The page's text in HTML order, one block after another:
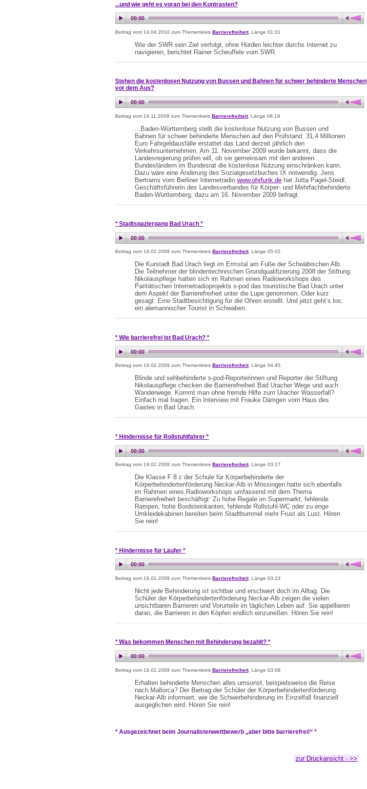
...und wie geht es voran bei den Kontrasten?
Beitrag vom 14.04.2010 zum Themenkreis Barrierefreiheit, Länge 01:01
Wie der SWR sein Ziel verfolgt, ohne Hürden leichter durchs Internet zu
navigieren, berichtet Rainer Scheuffele vom SWR.
Stehen die kostenlosen Nutzung von Bussen und Bahnen für schwer behinderte Menschen
vor dem Aus?
Beitrag vom 16.11.2009 zum Themenkreis Barrierefreiheit, Länge 06:19
...Baden-Württemberg stellt die kostenlose Nutzung von Bussen und
Bahnen für schwer behinderte Menschen auf den Prüfstand. 31,4 Millionen
Euro Fahrgeldausfälle erstattet das Land derzeit jährlich den
Verkehrsunternehmen. Am 11. November 2009 wurde bekannt, dass die
Landesregierung prüfen will, ob sie gemeinsam mit den anderen
Bundesländern im Bundesrat die kostenlose Nutzung einschränken kann.
Dazu wäre eine Änderung des Sozialgesetzbuches IX notwendig. Jens
Bertrams vom Berliner Internetradio www.ohrfunk.de hat Jutta Pagel-Steidl,
Geschäftsführerin des Landesverbandes für Körper- und Mehrfachbehinderte
Baden-Württemberg, dazu am 16. November 2009 befragt.
* Stadtspaziergang Bad Urach *
Beitrag vom 19.02.2009 zum Themenkreis Barrierefreiheit, Länge 05:02
Die Kurstadt Bad Urach liegt im Ermstal am Fuße der Schwäbischen Alb.
Die Teilnehmer der blindentechnischen Grundqualifizierung 2008 der Stiftung
Nikolauspflege hatten sich im Rahmen eines Radioworkshops des
Paritätischen Internetradioprojekts s-pod das touristische Bad Urach unter
dem Aspekt der Barrierefreiheit unter die Lupe genommen. Oder kurz
gesagt: Eine Stadtbesichtigung für die Ohren erstellt. Und jetzt geht’s los:
ein alemannischer Tourist in Schwaben.
* Wie barrierefrei ist Bad Urach? *
Beitrag vom 19.02.2009 zum Themenkreis Barrierefreiheit, Länge 04:45
Blinde und sehbehinderte s-pod-Reporterinnen und Reporter der Stiftung
Nikolauspflege checken die Barrierefreiheit Bad Uracher Wege und auch
Wanderwege. Kommt man ohne fremde Hilfe zum Uracher Wasserfall?
Einfach mal fragen. Ein Interview mit Frauke Dämgen vom Haus des
Gastes in Bad Urach.
* Hindernisse für Rollstuhlfahrer *
Beitrag vom 19.02.2009 zum Themenkreis Barrierefreiheit, Länge 03:27
Die Klasse F 8 c der Schule für Körperbehinderte der
Körperbehindertenförderung Neckar-Alb in Mössingen hatte sich ebenfalls
im Rahmen eines Radioworkshops umfassend mit dem Thema
Barrierefreiheit beschäftigt: Zu hohe Regale im Supermarkt, fehlende
Rampen, hohe Bordsteinkanten, fehlende Rollstuhl-WC oder zu enge
Umkleidekabinen bereiten beim Stadtbummel mehr Frust als Lust. Hören
Sie rein!
* Hindernisse für Läufer *
Beitrag vom 19.02.2009 zum Themenkreis Barrierefreiheit, Länge 03:23
Nicht jede Behinderung ist sichtbar und erschwert doch im Alltag. Die
Schüler der Körperbehindertenförderung Neckar-Alb zeigen die vielen
unsichtbaren Barrieren und Vorurteile im täglichen Leben auf. Sie appellieren
daran, die Barrieren in den Köpfen endlich einzureißen. Hören Sie rein!
* Was bekommen Menschen mit Behinderung bezahlt? *
Beitrag vom 19.02.2009 zum Themenkreis Barrierefreiheit, Länge 03:08
Erhalten behinderte Menschen alles umsonst, beispielsweise die Reise
nach Mallorca? Der Beitrag der Schüler der Körperbehindertenförderung
Neckar-Alb informiert, wie die Schwerbehinderung im Einzelfall finanziell
ausgeglichen wird. Hören Sie rein!
* Ausgezeichnet beim Journalistenwettbewerb „aber bitte barrierefrei!“ *
zur Druckansicht - >>